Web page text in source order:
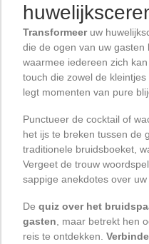
Transformeeruw
die de ogen van uw gasten
waarmee iedereen zich
touch die zowel de
legt momenten van pure
Punctueer de cocktail of
het ijs te breken tussen de
traditionele bruidsboeket,
Vergeet de trouw
sappige anekdotes over uw
De quiz over het
gasten , maar betrekt hen
reis te ontdekken.